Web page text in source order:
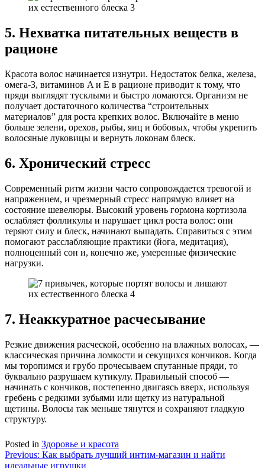
5. Нехватка питательных веществ в
рационе
Красота волос начинается изнутри. Недостаток белка, железа,
омега-3, витаминов A и E в рационе приводит к тому, что
пряди выглядят тусклыми и быстро ломаются. Организм не
получает достаточного количества “строительных
материалов” для роста крепких волос. Включайте в меню
больше зелени, орехов, рыбы, яиц и бобовых, чтобы укрепить
волосяные луковицы и вернуть локонам блеск.
6. Хронический стресс
Современный ритм жизни часто сопровождается тревогой и
напряжением, и чрезмерный стресс напрямую влияет на
состояние шевелюры. Высокий уровень гормона кортизола
ослабляет фолликулы и нарушает цикл роста волос: они
теряют силу и блеск, начинают выпадать. Справиться с этим
помогают расслабляющие практики (йога, медитация),
полноценный сон и, конечно же, умеренные физические
нагрузки.
7. Неаккуратное расчесывание
Резкие движения расческой, особенно на влажных волосах, —
классическая причина ломкости и секущихся кончиков. Когда
мы торопимся и грубо прочесываем спутанные пряди, то
буквально разрушаем кутикулу. Правильный способ —
начинать с кончиков, постепенно двигаясь вверх, используя
гребень с редкими зубьями или щетку из натуральной
щетины. Волосы так меньше тянутся и сохраняют гладкую
структуру.
Posted in Здоровье и красота
Навигация
Previous: Как выбрать лучший интим-магазин и найти
идеальные игрушки